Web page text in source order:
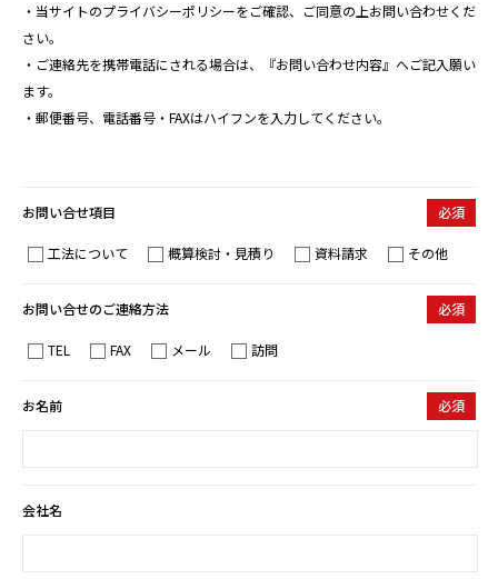
地震調査レポート
環境への配慮
会社案内
見積依頼書
・当サイトのプライバシーポリシーをご確認、ご同意の上お問い合わせくだ
さい。
・ご連絡先を携帯電話にされる場合は、『お問い合わせ内容』へご記入願い
ます。
・郵便番号、電話番号・FAXはハイフンを入力してください。
お問い合せ項目 必須
工法について 概算検討・見積り 資料請求 その他
お問い合せのご連絡方法 必須
TEL FAX メール 訪問
お名前 必須
会社名